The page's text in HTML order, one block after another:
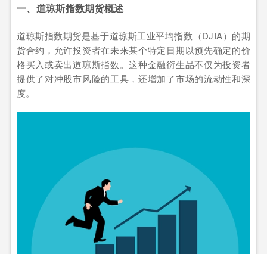
一、道琼斯指数期货概述
道琼斯指数期货是基于道琼斯工业平均指数（DJIA）的期
货合约，允许投资者在未来某个特定日期以预先确定的价
格买入或卖出道琼斯指数。这种金融衍生品不仅为投资者
提供了对冲股市风险的工具，还增加了市场的流动性和深
度。